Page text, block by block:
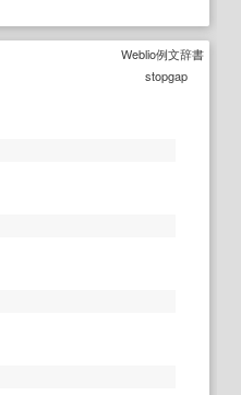
Weblio例文辞書
stopgap